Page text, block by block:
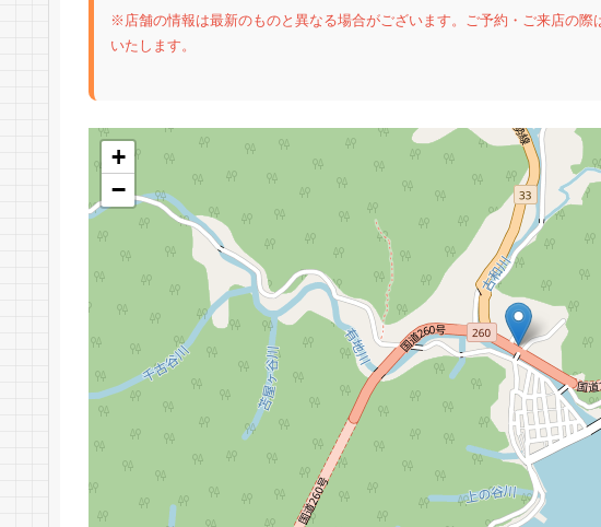
※店舗の情報は最新のものと異なる場合がございます。ご予約・ご来店の
いたします。
+
−